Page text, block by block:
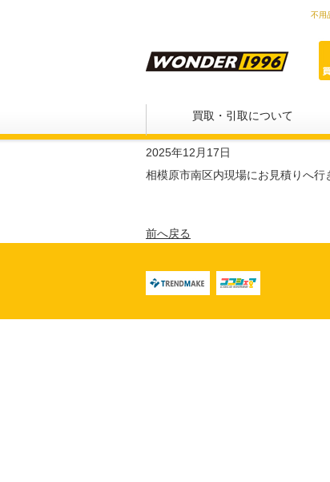
不用
買取・引取について
2025年12月17日
相模原市南区内現場にお見積りへ行
前へ戻る